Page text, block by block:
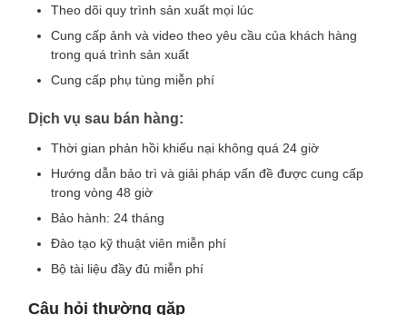
Theo dõi quy trình sản xuất mọi lúc
Cung cấp ảnh và video theo yêu cầu của khách hàng
trong quá trình sản xuất
Cung cấp phụ tùng miễn phí
Dịch vụ sau bán hàng:
Thời gian phản hồi khiếu nại không quá 24 giờ
Hướng dẫn bảo trì và giải pháp vấn đề được cung cấp
trong vòng 48 giờ
Bảo hành: 24 tháng
Đào tạo kỹ thuật viên miễn phí
Bộ tài liệu đầy đủ miễn phí
Câu hỏi thường gặp